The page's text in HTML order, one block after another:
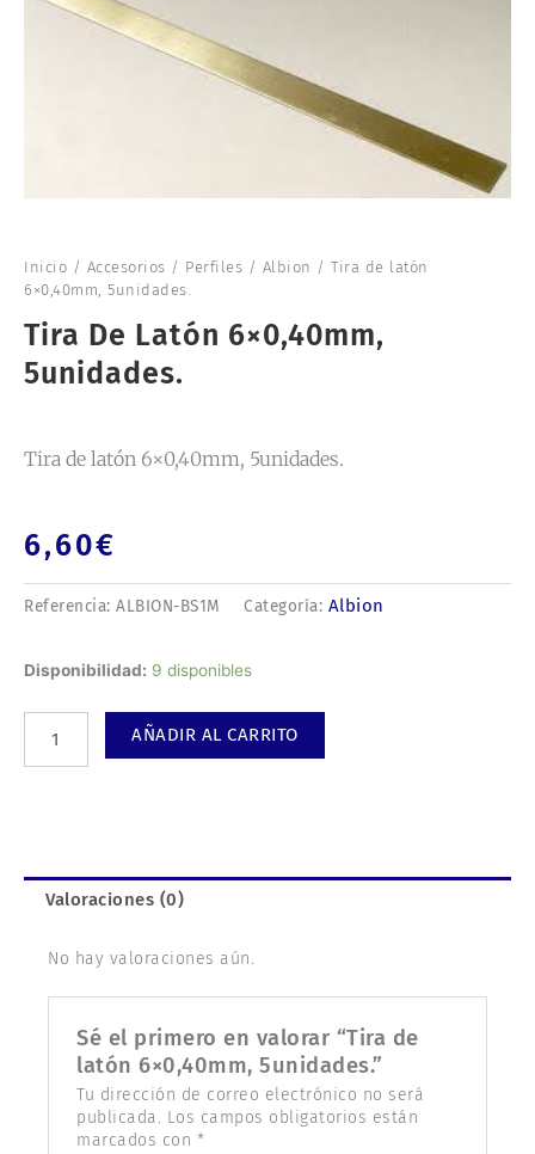
Inicio / Accesorios / Perfiles / Albion / Tira de latón
6×0,40mm, 5unidades.
Tira De Latón 6×0,40mm,
5unidades.
Tira de latón 6×0,40mm, 5unidades.
6,60€
Referencia: ALBION-BS1M Categoría: Albion
Disponibilidad: 9 disponibles
Tira
6x0,40mm,
AÑADIR AL CARRITO
Valoraciones (0)
No hay valoraciones aún.
Sé el primero en valorar “Tira de
latón 6×0,40mm, 5unidades.”
Tu dirección de correo electrónico no será
publicada. Los campos obligatorios están
marcados con *